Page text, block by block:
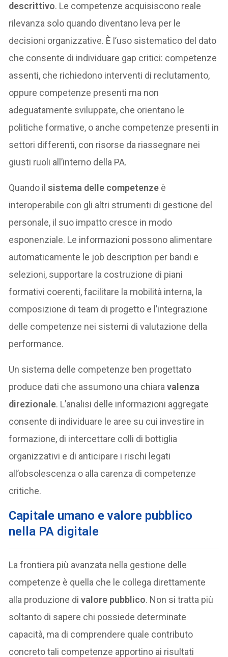
descrittivo. Le competenze acquisiscono reale
rilevanza solo quando diventano leva per le
decisioni organizzative. È l’uso sistematico del dato
che consente di individuare gap critici: competenze
assenti, che richiedono interventi di reclutamento,
oppure competenze presenti ma non
adeguatamente sviluppate, che orientano le
politiche formative, o anche competenze presenti in
settori differenti, con risorse da riassegnare nei
giusti ruoli all’interno della PA.
Quando ilsistema delle competenze è
interoperabile con gli altri strumenti di gestione del
personale, il suo impatto cresce in modo
esponenziale. Le informazioni possono alimentare
automaticamente le job description per bandi e
selezioni, supportare la costruzione di piani
formativi coerenti, facilitare la mobilità interna, la
composizione di team di progetto e l’integrazione
delle competenze nei sistemi di valutazione della
performance.
Un sistema delle competenze ben progettato
produce dati che assumono una chiaravalenza
direzionale. L’analisi delle informazioni aggregate
consente di individuare le aree su cui investire in
formazione, di intercettare colli di bottiglia
organizzativi e di anticipare i rischi legati
all’obsolescenza o alla carenza di competenze
critiche.
Capitale umano e valore pubblico
nella PA digitale
La frontiera più avanzata nella gestione delle
competenze è quella che le collega direttamente
alla produzione divalore pubblico. Non si tratta più
soltanto di sapere chi possiede determinate
capacità, ma di comprendere quale contributo
concreto tali competenze apportino ai risultati